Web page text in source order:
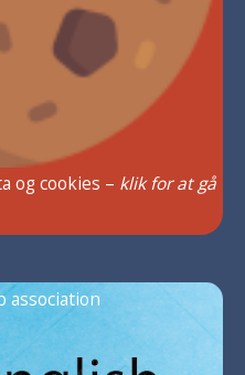
og cookies – klik for at gå
association